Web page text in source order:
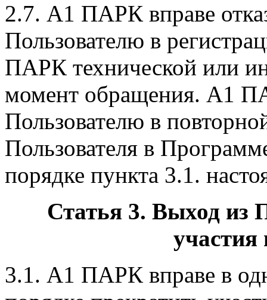
2.7. А1 ПАРК вправе
Пользователю в
ПАРК технической или
момент обращения. А1
Пользователю в
Пользователя в
порядке пункта 3.1.
Статья 3. Выход из
3.1. А1 ПАРК вправе в